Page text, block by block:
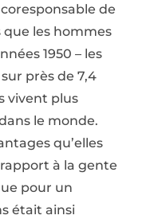
de
que les hommes
1950 – les
près de 7,4
vivent plus
le monde.
qu’elles
à la gente
pour un
était ainsi